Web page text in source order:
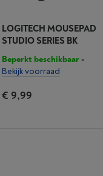
LOGITECH MOUSEPAD
STUDIO SERIES BK
Beperkt beschikbaar-
Bekijk voorraad
€ 9,99